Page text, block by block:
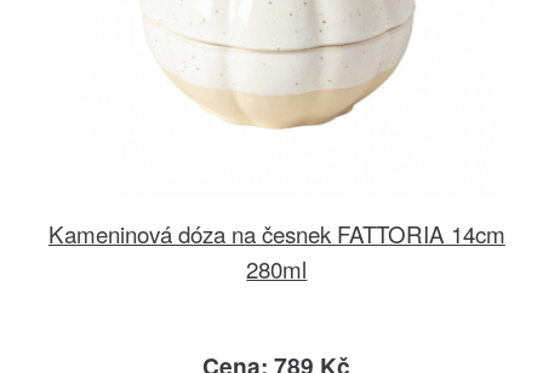
Kameninová dóza na česnek FATTORIA 14cm
280ml